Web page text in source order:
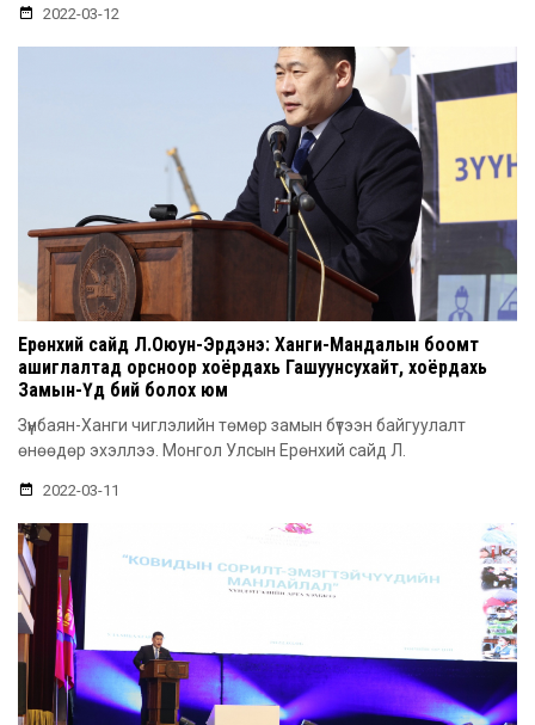
2022-03-12
Ерөнхий сайд Л.Оюун-Эрдэнэ: Ханги-Мандалын боомт
ашиглалтад орсноор хоёрдахь Гашуунсухайт, хоёрдахь
Замын-Үүд бий болох юм
Зүүнбаян-Ханги чиглэлийн төмөр замын бүтээн байгуулалт
өнөөдөр эхэллээ. Монгол Улсын Ерөнхий сайд Л.
2022-03-11